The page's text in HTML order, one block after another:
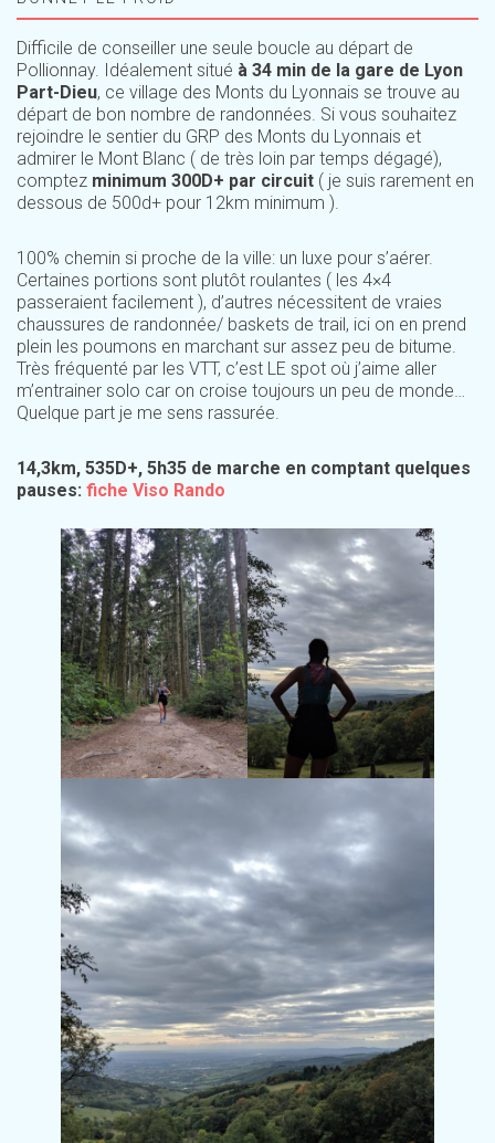
Difficile de conseiller une seule boucle au départ de
Pollionnay. Idéalement situé à 34 min de la gare de Lyon
Part-Dieu, ce village des Monts du Lyonnais se trouve au
départ de bon nombre de randonnées. Si vous souhaitez
rejoindre le sentier du GRP des Monts du Lyonnais et
admirer le Mont Blanc ( de très loin par temps dégagé),
comptez minimum 300D+ par circuit ( je suis rarement en
dessous de 500d+ pour 12km minimum ).
100% chemin si proche de la ville: un luxe pour s’aérer.
Certaines portions sont plutôt roulantes ( les 4×4
passeraient facilement ), d’autres nécessitent de vraies
chaussures de randonnée/ baskets de trail, ici on en prend
plein les poumons en marchant sur assez peu de bitume.
Très fréquenté par les VTT, c’est LE spot où j’aime aller
m’entrainer solo car on croise toujours un peu de monde…
Quelque part je me sens rassurée.
14,3km, 535D+, 5h35 de marche en comptant quelques
pauses: fiche Viso Rando